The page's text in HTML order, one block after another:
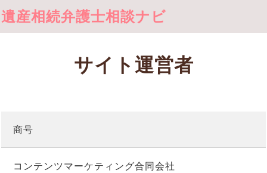
遺産相続弁護士相談ナビ
サイト運営者
商号
コンテンツマーケティング合同会社